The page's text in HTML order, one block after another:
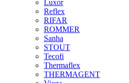
Luxor
Reflex
RIFAR
ROMMER
Sanha
STOUT
Tecofi
Thermaflex
THERMAGENT